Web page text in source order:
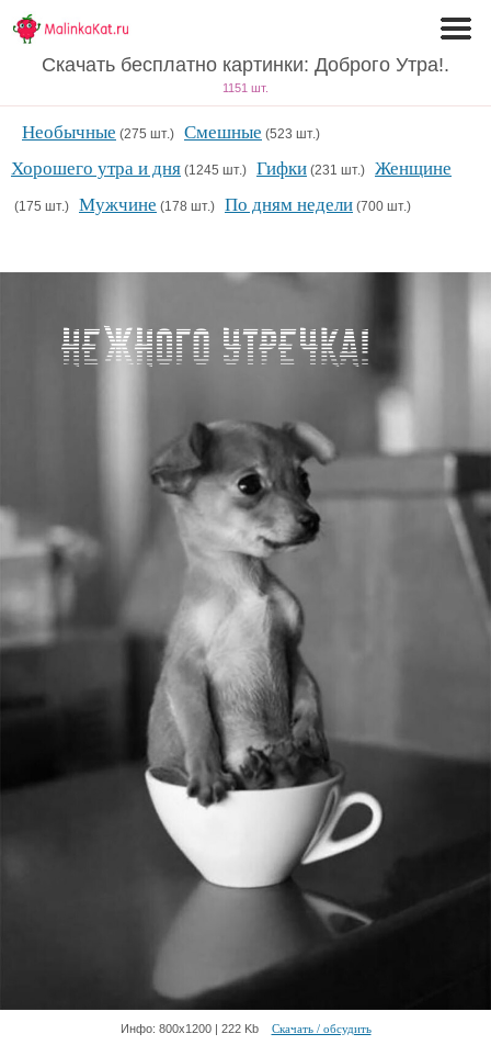
Скачать бесплатно картинки: Доброго Утра!.
1151 шт.
Необычные (275 шт.) Смешные (523 шт.)
Хорошего утра и дня (1245 шт.) Гифки (231 шт.) Женщине
(175 шт.) Мужчине (178 шт.) По дням недели (700 шт.)
Инфо: 800х1200 | 222 Kb Скачать / обсудить